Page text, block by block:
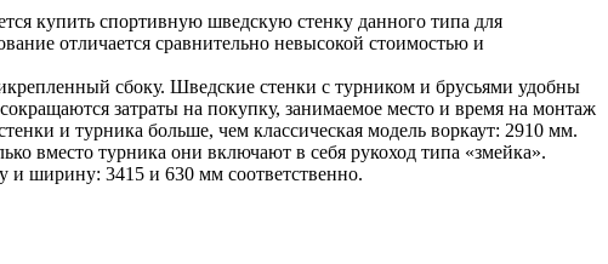
купить спортивную шведскую стенку данного типа для
отличается сравнительно невысокой стоимостью и
сбоку. Шведские стенки с турником и брусьями удобны
затраты на покупку, занимаемое место и время на монтаж
и турника больше, чем классическая модель воркаут: 2910 мм.
вместо турника они включают в себя рукоход типа «змейка».
и ширину: 3415 и 630 мм соответственно.